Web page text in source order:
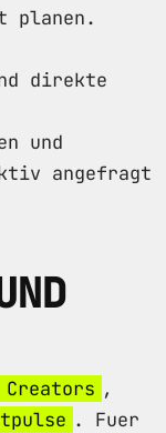
planen.
direkte
und
angefragt
,
. Fuer